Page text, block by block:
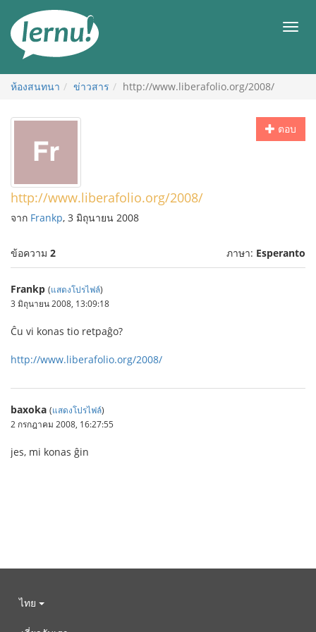
สารบัญ
เมนู
ห้องสนทนา ข่าวสาร http://www.liberafolio.org/2008/
ตอบ
http://www.liberafolio.org/2008/
จาก Frankp, 3 มิถุนายน 2008
ข้อความ 2 ภาษา: Esperanto
Frankp (แสดงโปรไฟล์)
3 มิถุนายน 2008, 13:09:18
Ĉu vi konas tio retpaĝo?
http://www.liberafolio.org/2008/
baxoka (แสดงโปรไฟล์)
2 กรกฎาคม 2008, 16:27:55
jes, mi konas ĝin
ไทย